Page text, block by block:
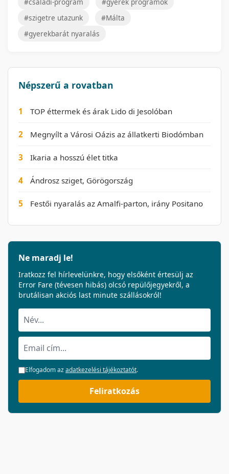
#szigetre utazunk
#Málta
#gyerekbarát nyaralás
Népszerű a rovatban
1 TOP éttermek és árak Lido di Jesolóban
2 Megnyílt a Városi Oázis az állatkerti Biodómban
3 Ikaria a hosszú élet titka
4 Ándrosz sziget, Görögország
5 Festői nyaralás az Amalfi-parton, irány Positano
Ne maradj le!
Iratkozz fel hírlevelünkre, hogy elsőként értesülj az
Error Fare (tévesen hibás) olcsó repülőjegyekről, a
brutálisan akciós last minute szállásokról!
Elfogadom azadatkezelési tájékoztatót.
Feliratkozás